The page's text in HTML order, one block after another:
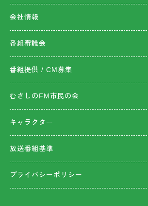
会社情報
番組審議会
番組提供 / CM募集
むさしのFM市民の会
キャラクター
放送番組基準
プライバシーポリシー